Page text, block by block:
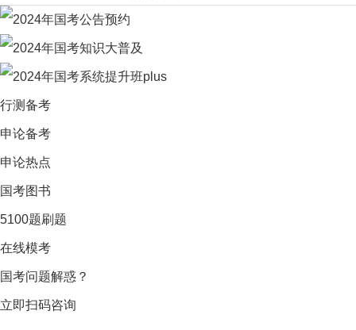
行测备考
申论备考
申论热点
国考图书
5100题刷题
在线模考
国考问题解惑？
立即扫码咨询